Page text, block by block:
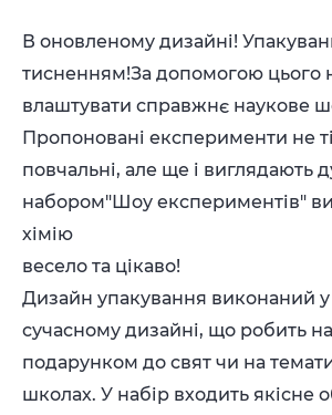
В оновленому дизайні!
тисненням!За допомогою цього
влаштувати справжнє наукове
Пропоновані експерименти не
повчальні, але ще і виглядають
набором"Шоу експериментів"
хімію
весело та цікаво!
Дизайн упакування виконаний
сучасному дизайні, що робить
подарунком до свят чи на
школах. У набір входить якісне